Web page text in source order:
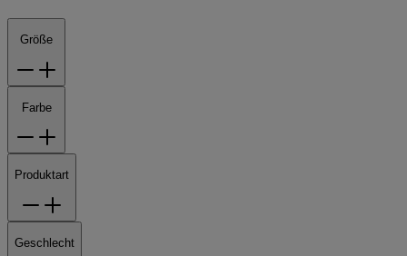
Größe
Farbe
Produktart
Geschlecht